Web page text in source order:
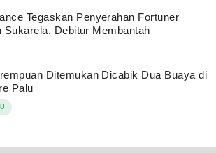
Tegaskan Penyerahan Fortuner
Sukarela, Debitur Membantah
Ditemukan Dicabik Dua Buaya di
Palu